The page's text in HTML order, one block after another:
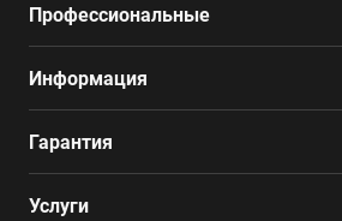
Профессиональные
Информация
Гарантия
Услуги